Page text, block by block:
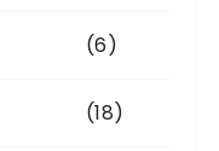
(6)
(18)